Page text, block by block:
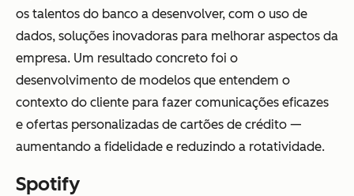
os talentos do banco a desenvolver, com o uso de
dados, soluções inovadoras para melhorar aspectos da
empresa. Um resultado concreto foi o
desenvolvimento de modelos que entendem o
contexto do cliente para fazer comunicações eficazes
e ofertas personalizadas de cartões de crédito —
aumentando a fidelidade e reduzindo a rotatividade.
Spotify